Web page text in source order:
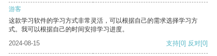
游客
这款学习软件的学习方式非常灵活，可以根据自己的需求选择学习方
式。我可以根据自己的时间安排学习进度。
2024-08-15
支持[0] 反对[0]